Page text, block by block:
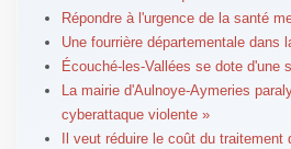
Répondre à l'urgence de la santé
Une fourrière départementale dans
Écouché-les-Vallées se dote d'une
La mairie d'Aulnoye-Aymeries
cyberattaque violente »
Il veut réduire le coût du traitement